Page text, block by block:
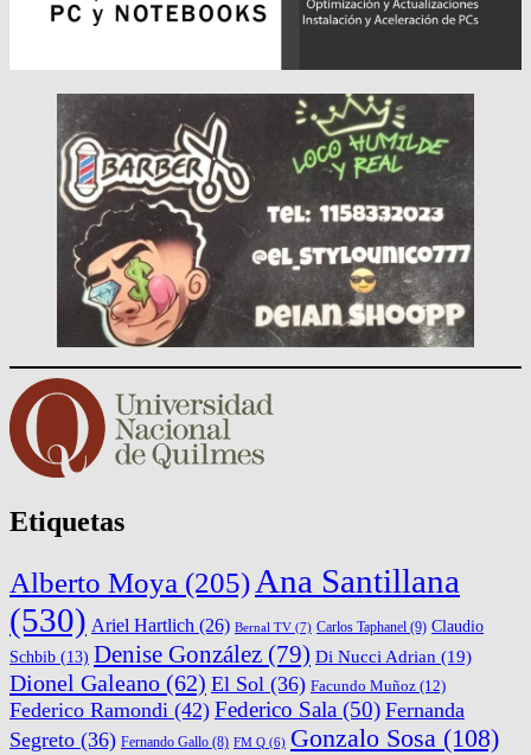
Etiquetas
Alberto Moya (205) Ana Santillana
(530) Ariel Hartlich (26) Bernal TV (7) Carlos Taphanel (9) Claudio
Schbib (13) Denise González (79) Di Nucci Adrian (19)
Dionel Galeano (62) El Sol (36) Facundo Muñoz (12)
Federico Ramondi (42) Federico Sala (50) Fernanda
Segreto (36) Fernando Gallo (8) FM Q (6) Gonzalo Sosa (108)